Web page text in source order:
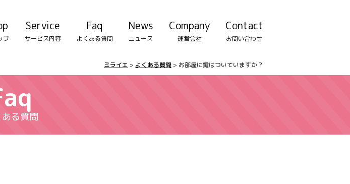
プ
Service
サービス内容
Faq
よくある質問
News
ニュース
Company
運営会社
Contact
お問い合わせ
ミライエ > よくある質問 > お部屋に鍵はついていますか？
ある質問